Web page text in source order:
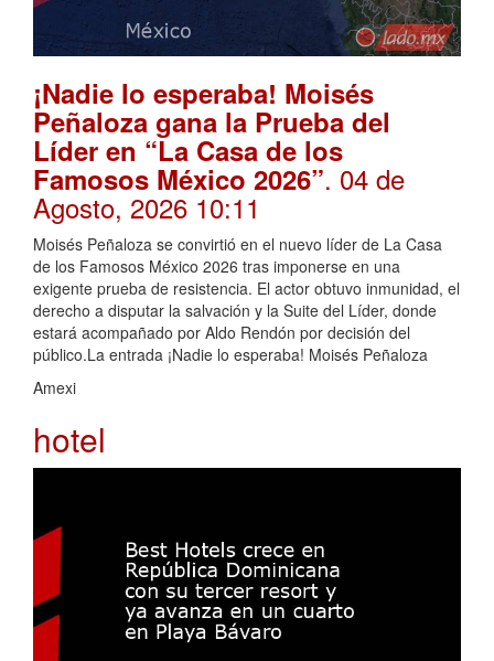
¡Nadie lo esperaba! Moisés
Peñaloza gana la Prueba del
Líder en “La Casa de los
Famosos México 2026”. 04 de
Agosto, 2026 10:11
Moisés Peñaloza se convirtió en el nuevo líder de La Casa
de los Famosos México 2026 tras imponerse en una
exigente prueba de resistencia. El actor obtuvo inmunidad, el
derecho a disputar la salvación y la Suite del Líder, donde
estará acompañado por Aldo Rendón por decisión del
público.La entrada ¡Nadie lo esperaba! Moisés Peñaloza
Amexi
hotel